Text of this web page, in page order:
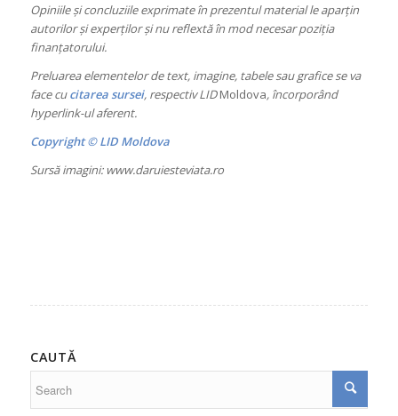
Opiniile și concluziile exprimate în prezentul material le aparțin
autorilor și experților și nu reflextă în mod necesar poziția
finanțatorului.
Preluarea elementelor de text, imagine, tabele sau grafice se va
face cucitarea sursei, respectiv LIDMoldova, încorporând
hyperlink-ul aferent.
Copyright © LID Moldova
Sursă imagini: www.daruiesteviata.ro
CAUTĂ